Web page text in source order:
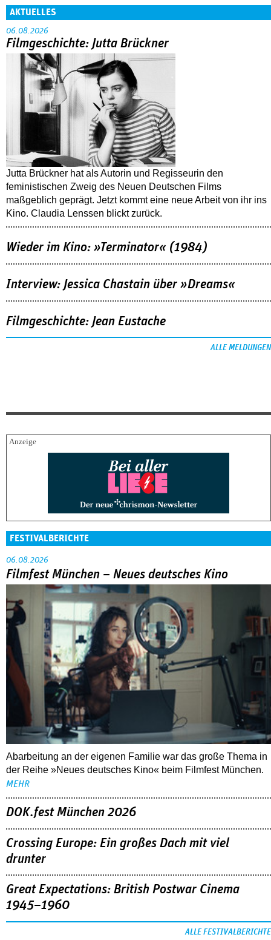
AKTUELLES
06.08.2026
Filmgeschichte: Jutta Brückner
Jutta Brückner hat als Autorin und Regisseurin den
feministischen Zweig des Neuen Deutschen Films
maßgeblich geprägt. Jetzt kommt eine neue Arbeit von ihr ins
Kino. Claudia Lenssen blickt zurück.
Wieder im Kino: »Terminator« (1984)
Interview: Jessica Chastain über »Dreams«
Filmgeschichte: Jean Eustache
ALLE MELDUNGEN
FESTIVALBERICHTE
06.08.2026
Filmfest München – Neues deutsches Kino
Abarbeitung an der eigenen Familie war das große Thema in
der Reihe »Neues deutsches Kino« beim Filmfest München.
MEHR
DOK.fest München 2026
Crossing Europe: Ein großes Dach mit viel
drunter
Great Expectations: British Postwar Cinema
1945–1960
ALLE FESTIVALBERICHTE